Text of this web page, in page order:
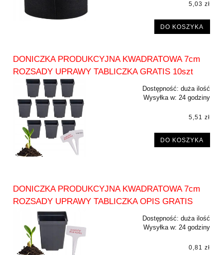
5,03 zł
DO KOSZYKA
DONICZKA PRODUKCYJNA KWADRATOWA 7cm
ROZSADY UPRAWY TABLICZKA GRATIS 10szt
Dostępność: duża ilość
Wysyłka w: 24 godziny
5,51 zł
DO KOSZYKA
DONICZKA PRODUKCYJNA KWADRATOWA 7cm
ROZSADY UPRAWY TABLICZKA OPIS GRATIS
Dostępność: duża ilość
Wysyłka w: 24 godziny
0,81 zł